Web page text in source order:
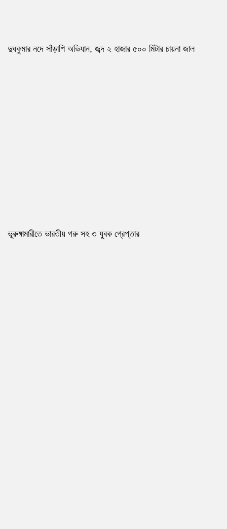
দুধকুমার নদে সাঁড়াশি অভিযান, জব্দ ২ হাজার ৫০০ মিটার চায়না জাল
ভূরুঙ্গামারীতে ভারতীয় গরু সহ ৩ যুবক গ্রেপ্তার